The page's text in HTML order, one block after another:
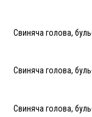
Свиняча голова,
Свиняча голова,
Свиняча голова,